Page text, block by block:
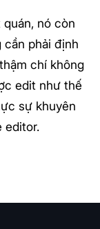
nó còn
cần phải định
chí không
edit như thế
sự khuyên
editor.